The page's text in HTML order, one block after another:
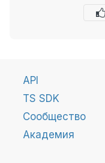
API
TS SDK
Сообщество
Академия